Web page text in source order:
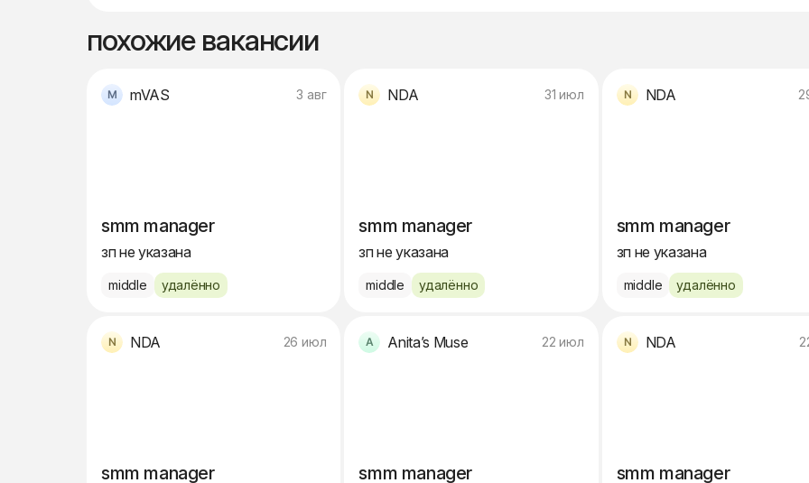
похожие вакансии
mVAS 3 авг
smm manager
зп не указана
middle удалённо
NDA 31 июл
smm manager
зп не указана
middle удалённо
NDA
smm manager
зп не указана
middle удалённо
NDA 26 июл
smm manager
Anita’s Muse 22 июл
smm manager
NDA
smm manager